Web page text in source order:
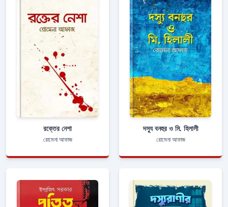
রক্তের নেশা
রোমেনা আফাজ
দস্যু বনহুর ও মি. হিলালী
রোমেনা আফাজ